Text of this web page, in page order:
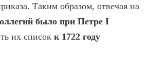
Таким образом, отвечая на
было при Петре I
их список к 1722 году